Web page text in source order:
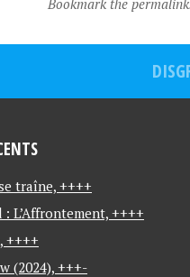
o
Bookmark the
traîne, ++++
L’Affrontement, ++++
++++
(2024), +++-